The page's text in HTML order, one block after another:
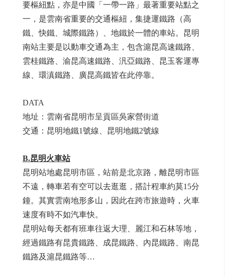
要樞紐點，亦是中國「一帶一路」最著重要站點之
一，是雲南省重要的交通樞紐，集捷運鐵路（高
鐵、快鐵、城際鐵路）、地鐵於一體的車站。昆明
南站主要是以動車交通為主，包含滬昆高速鐵路、
雲桂鐵路、渝昆高速鐵路、汎亞鐵路、昆玉客運專
線、環滇鐵路、廣昆高鐵皆在此停靠。
DATA
地址：雲南省昆明市呈貢區吳家營街道
交通：昆明地鐵1號線、昆明地鐵2號線
B.昆明火車站
昆明站地處昆明市區，站前是北京路，離昆明市區
不遠，轉車若有空可以去逛逛，搭計程車約莫15分
鐘。其實雲南地形多山，因此在跨市旅遊時，火車
速度有時不如汽車快。
昆明站每天都有班車往返大理、麗江和石林等地，
經過鐵路有昆貴鐵路、成昆鐵路、內昆鐵路、南昆
鐵路及滬昆鐵路等…